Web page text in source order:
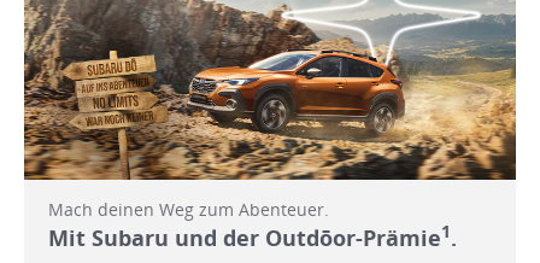
Mach deinen Weg zum Abenteuer.
Mit Subaru und der Outdōor-Prämie1.